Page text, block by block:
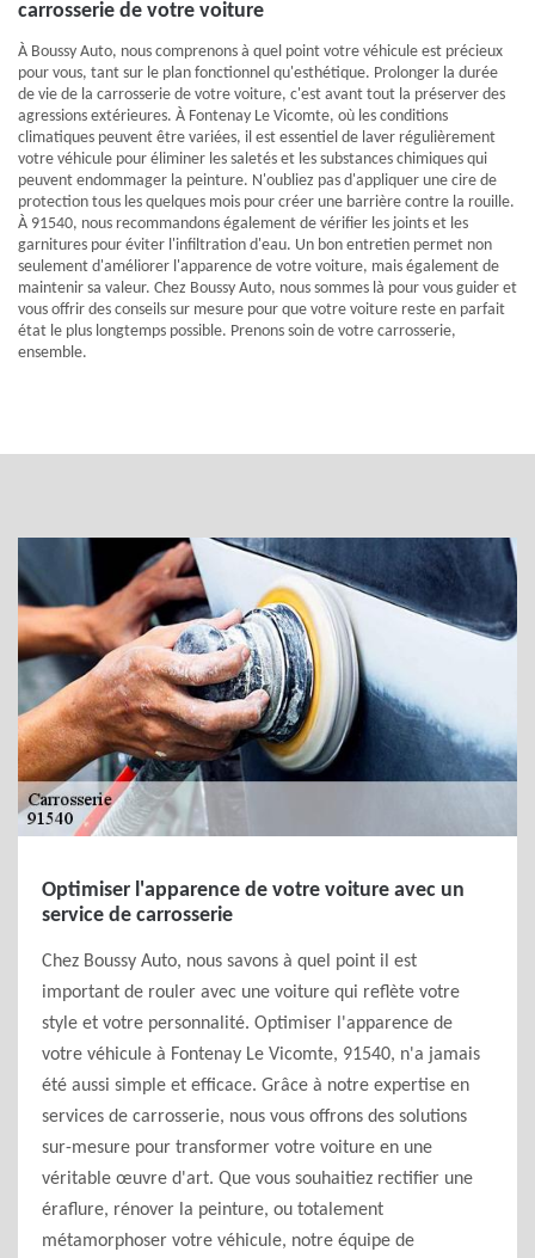
carrosserie de votre voiture
À Boussy Auto, nous comprenons à quel point votre véhicule est précieux
pour vous, tant sur le plan fonctionnel qu'esthétique. Prolonger la durée
de vie de la carrosserie de votre voiture, c'est avant tout la préserver des
agressions extérieures. À Fontenay Le Vicomte, où les conditions
climatiques peuvent être variées, il est essentiel de laver régulièrement
votre véhicule pour éliminer les saletés et les substances chimiques qui
peuvent endommager la peinture. N'oubliez pas d'appliquer une cire de
protection tous les quelques mois pour créer une barrière contre la rouille.
À 91540, nous recommandons également de vérifier les joints et les
garnitures pour éviter l'infiltration d'eau. Un bon entretien permet non
seulement d'améliorer l'apparence de votre voiture, mais également de
maintenir sa valeur. Chez Boussy Auto, nous sommes là pour vous guider et
vous offrir des conseils sur mesure pour que votre voiture reste en parfait
état le plus longtemps possible. Prenons soin de votre carrosserie,
ensemble.
Optimiser l'apparence de votre voiture avec un
service de carrosserie
Chez Boussy Auto, nous savons à quel point il est
important de rouler avec une voiture qui reflète votre
style et votre personnalité. Optimiser l'apparence de
votre véhicule à Fontenay Le Vicomte, 91540, n'a jamais
été aussi simple et efficace. Grâce à notre expertise en
services de carrosserie, nous vous offrons des solutions
sur-mesure pour transformer votre voiture en une
véritable œuvre d'art. Que vous souhaitiez rectifier une
éraflure, rénover la peinture, ou totalement
métamorphoser votre véhicule, notre équipe de